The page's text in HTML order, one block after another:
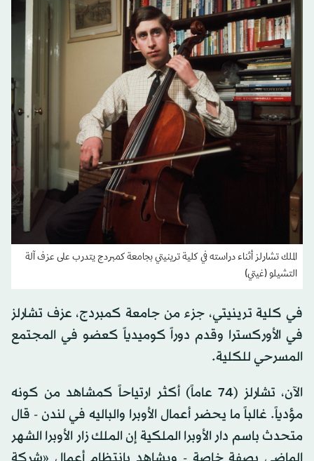
الملك تشارلز أثناء دراسته في كلية ترينيتي بجامعة كمبردج يتدرب على عزف آلة
التشيلو (غيتي)
في كلية ترينيتي، جزء من جامعة كمبردج، عزف تشارلز
في الأوركسترا وقدم دوراً كوميدياً كعضو في المجتمع
المسرحي للكلية.
الآن، تشارلز (74 عاماً) أكثر ارتياحاً كمشاهد من كونه
مؤدياً. غالباً ما يحضر أعمال الأوبرا والباليه في لندن - قال
متحدث باسم دار الأوبرا الملكية إن الملك زار الأوبرا الشهر